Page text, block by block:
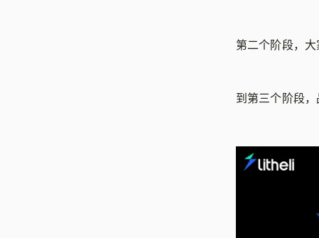
第二个阶段，
到第三个阶段，